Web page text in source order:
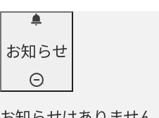
お知らせ